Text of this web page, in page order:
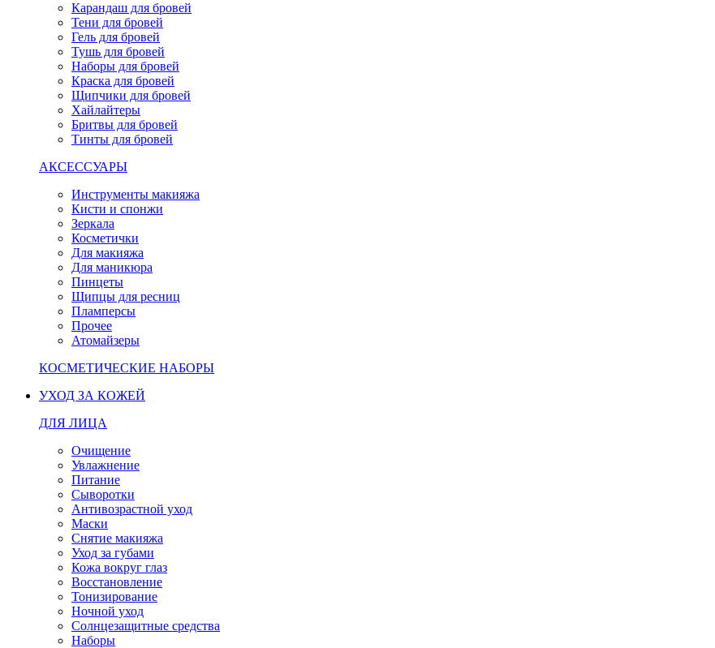
Карандаш для бровей
Тени для бровей
Гель для бровей
Тушь для бровей
Наборы для бровей
Краска для бровей
Щипчики для бровей
Хайлайтеры
Бритвы для бровей
Тинты для бровей
АКСЕССУАРЫ
Инструменты макияжа
Кисти и спонжи
Зеркала
Косметички
Для макияжа
Для маникюра
Пинцеты
Щипцы для ресниц
Пламперсы
Прочее
Атомайзеры
КОСМЕТИЧЕСКИЕ НАБОРЫ
УХОД ЗА КОЖЕЙ
ДЛЯ ЛИЦА
Очищение
Увлажнение
Питание
Сыворотки
Антивозрастной уход
Маски
Снятие макияжа
Уход за губами
Кожа вокруг глаз
Восстановление
Тонизирование
Ночной уход
Солнцезащитные средства
Наборы